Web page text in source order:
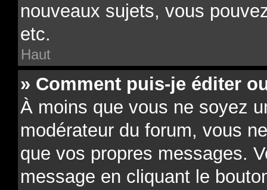
nouveaux sujets, vous
etc.
Haut
» Comment puis-je éditer
À moins que vous ne soyez
modérateur du forum, vous
que vos propres messages.
message en cliquant le